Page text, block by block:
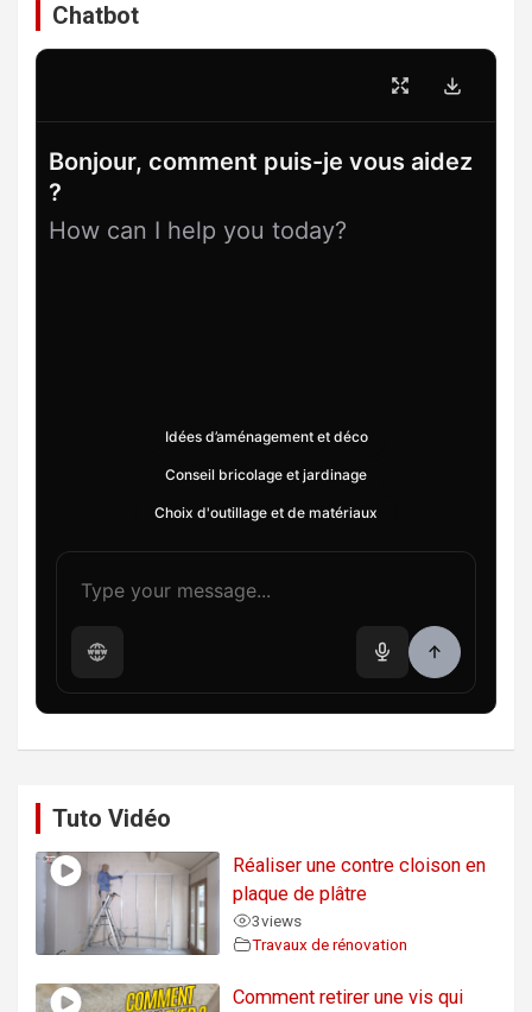
Chatbot
Bonjour, comment puis-je vous aidez
?
How can I help you today?
Idées d’aménagement et déco
Conseil bricolage et jardinage
Choix d'outillage et de matériaux
Tuto Vidéo
Réaliser une contre cloison en
plaque de plâtre
3views
Travaux de rénovation
Comment retirer une vis qui